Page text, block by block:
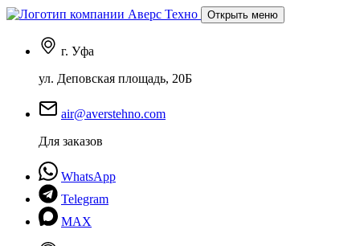
Открыть меню
г. Уфа
ул. Деповская площадь, 20Б
air@averstehno.com
Для заказов
WhatsApp
Telegram
MAX